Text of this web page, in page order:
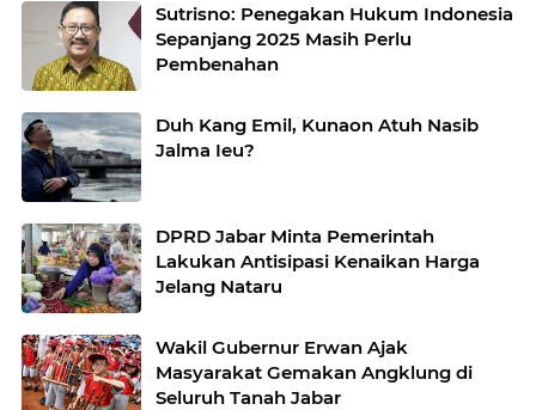
Sutrisno: Penegakan Hukum Indonesia
Sepanjang 2025 Masih Perlu
Pembenahan
Duh Kang Emil, Kunaon Atuh Nasib
Jalma Ieu?
DPRD Jabar Minta Pemerintah
Lakukan Antisipasi Kenaikan Harga
Jelang Nataru
Wakil Gubernur Erwan Ajak
Masyarakat Gemakan Angklung di
Seluruh Tanah Jabar